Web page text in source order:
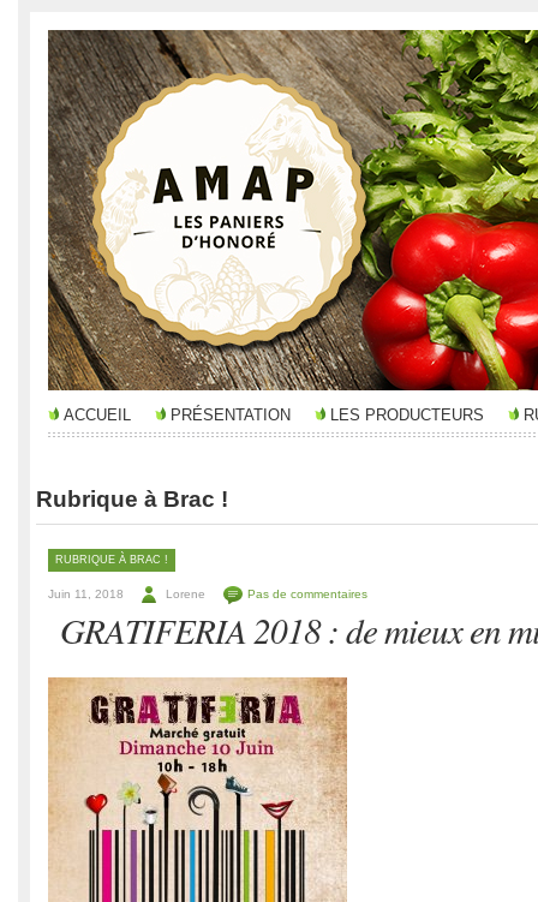
ACCUEIL PRÉSENTATION LES PRODUCTEURS
Rubrique à Brac !
RUBRIQUE À BRAC !
Juin 11, 2018 Lorene Pas de commentaires
GRATIFERIA 2018 : de mieux en